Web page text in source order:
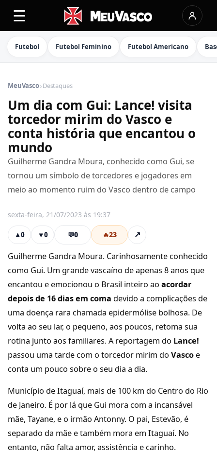
☰
Futebol Futebol Feminino Futebol Americano
MeuVasco›Destaques
Um dia com Gui: Lance! visita
torcedor mirim do Vasco e
conta história que encantou o
mundo
Guilherme Gandra Moura, conhecido como Gui, se
tornou um símbolo de torcedores e jogadores em
meio ao momento ruim do Vasco dentro de campo
sexta-feira, 21/07/2023 às 19:37
▲0 ▼0 💬0 🔥23 ↗
Guilherme Gandra Moura. Carinhosamente conhecido
como Gui. Um grande vascaíno de apenas 8 anos que
encantou e emocionou o Brasil inteiro ao acordar
depois de 16 dias em coma devido a complicações de
uma doença rara chamada epidermólise bolhosa. De
volta ao seu lar, o pequeno, aos poucos, retoma sua
rotina junto aos familiares. A reportagem do Lance!
passou uma tarde com o torcedor mirim do Vasco e
conta um pouco sobre o seu dia a dia.
Município de Itaguaí, mais de 100 km do Centro do Rio
de Janeiro. É por lá que Gui mora com a incansável
mãe, Tayane, e o irmão Antonny. O pai, Estevão, é
separado da mãe e também mora em Itaguaí. No
entanto, não falta amor, assistência e carinho.